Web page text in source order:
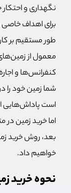
نگهداری و احتکار
برای اهداف خاصی
طور مستقیم بر
معمول از
کنفرانس‌ها و
است پاداش‌هایی
اما خرید زمین
بعد، روش خرید
خواهیم داد.
نحوه خرید